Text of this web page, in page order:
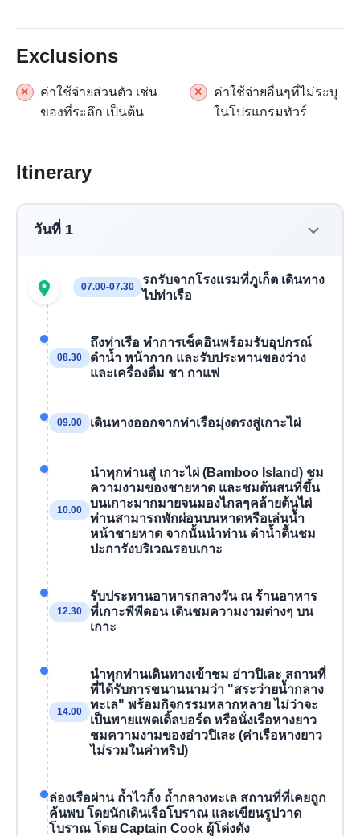
Exclusions
ค่าใช้จ่ายส่วนตัว เช่น
ของที่ระลึก เป็นต้น
ค่าใช้จ่ายอื่นๆที่ไม่ระบุ
ในโปรแกรมทัวร์
Itinerary
วันที่ 1
07.00-07.30
รถรับจากโรงแรมที่ภูเก็ต เดินทาง
ไปท่าเรือ
08.30
ถึงท่าเรือ ทำการเช็คอินพร้อมรับอุปกรณ์
ดำน้ำ หน้ากาก และรับประทานของว่าง
และเครื่องดื่ม ชา กาแฟ
09.00 เดินทางออกจากท่าเรือมุ่งตรงสู่เกาะไผ่
10.00
นำทุกท่านสู่ เกาะไผ่ (Bamboo Island) ชม
ความงามของชายหาด และชมต้นสนที่ขึ้น
บนเกาะมากมายจนมองไกลๆคล้ายต้นไผ่
ท่านสามารถพักผ่อนบนหาดหรือเล่นน้ำ
หน้าชายหาด จากนั้นนำท่าน ดำน้ำตื้นชม
ปะการังบริเวณรอบเกาะ
12.30
รับประทานอาหารกลางวัน ณ ร้านอาหาร
ที่เกาะพีพีดอน เดินชมความงามต่างๆ บน
เกาะ
14.00
นำทุกท่านเดินทางเข้าชม อ่าวปิเละ สถานที่
ที่ได้รับการขนานนามว่า "สระว่ายน้ำกลาง
ทะเล" พร้อมกิจกรรมหลากหลาย ไม่ว่าจะ
เป็นพายแพดเดิ้ลบอร์ด หรือนั่งเรือหางยาว
ชมความงามของอ่าวปิเละ (ค่าเรือหางยาว
ไม่รวมในค่าทริป)
ล่องเรือผ่าน ถ้ำไวกิ้ง ถ้ำกลางทะเล สถานที่ที่เคยถูก
ค้นพบ โดยนักเดินเรือโบราณ และเขียนรูปวาด
โบราณ โดย Captain Cook ผู้โด่งดัง